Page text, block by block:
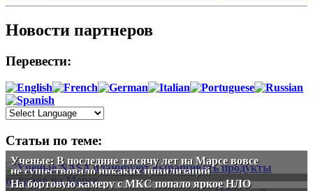
Новости партнеров
Перевести:
Статьи по теме:
Ученые: В последние тысячу лет на Марсе вовсе
не существовало никаких цивилизаций
На бортовую камеру с МКС попало яркое НЛО